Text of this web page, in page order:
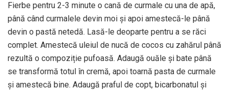
Fierbe pentru 2-3 minute o cană de curmale cu una de apă,
până când curmalele devin moi și apoi amestecă-le până
devin o pastă netedă. Lasă-le deoparte pentru a se răci
complet. Amestecă uleiul de nucă de cocos cu zahărul până
rezultă o compoziție pufoasă. Adaugă ouăle și bate până
se transformă totul în cremă, apoi toarnă pasta de curmale
și amestecă bine. Adaugă praful de copt, bicarbonatul și